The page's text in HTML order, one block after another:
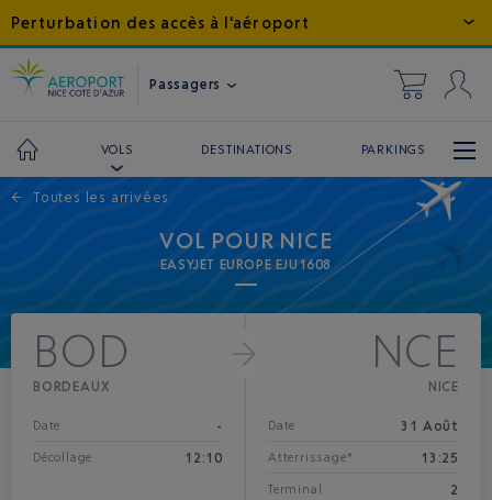
Perturbation des accès à l'aéroport
Passagers
VOLS DESTINATIONS PARKINGS
← Toutes les arrivées
VOL POUR NICE
EASYJET EUROPE EJU1608
BOD
BORDEAUX
Date -
Décollage 12:10
NCE
NICE
Date 31 Août
Atterrissage* 13:25
Terminal 2